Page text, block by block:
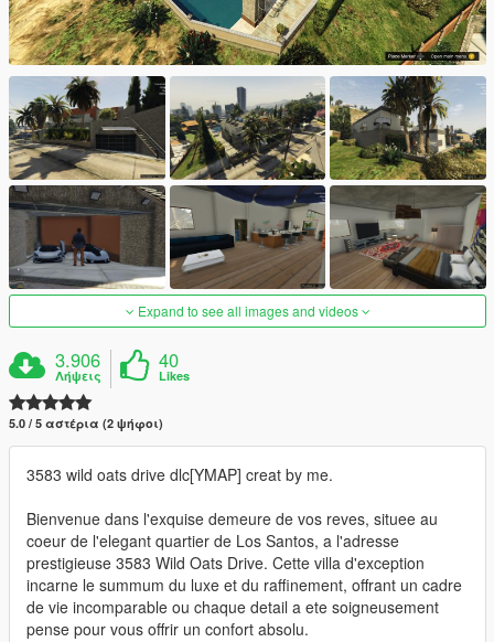
Expand to see all images and videos
3.906
Λήψεις
40
Likes
5.0 / 5 αστέρια (2 ψήφοι)
3583 wild oats drive dlc[YMAP] creat by me.
Bienvenue dans l'exquise demeure de vos reves, situee au
coeur de l'elegant quartier de Los Santos, a l'adresse
prestigieuse 3583 Wild Oats Drive. Cette villa d'exception
incarne le summum du luxe et du raffinement, offrant un cadre
de vie incomparable ou chaque detail a ete soigneusement
pense pour vous offrir un confort absolu.